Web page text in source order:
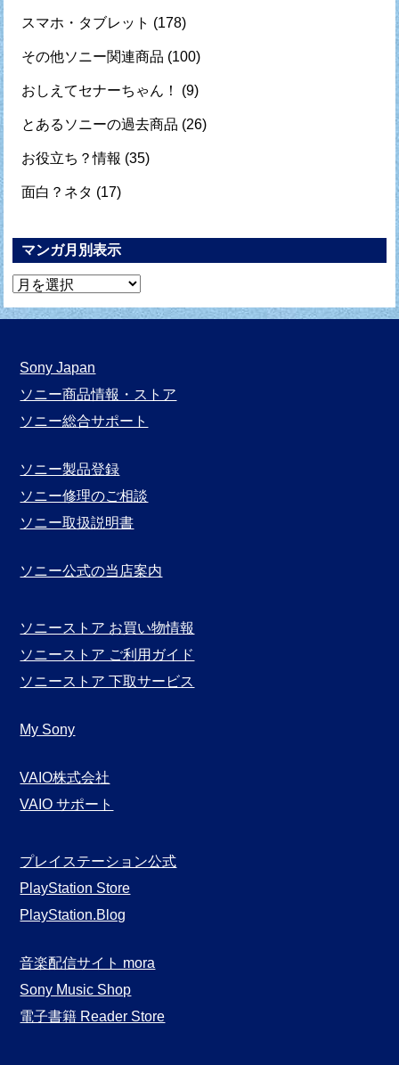
スマホ・タブレット (178)
その他ソニー関連商品 (100)
おしえてセナーちゃん！ (9)
とあるソニーの過去商品 (26)
お役立ち？情報 (35)
面白？ネタ (17)
マンガ月別表示
マ
ン
月
別
表
Sony Japan
ソニー商品情報・ストア
ソニー総合サポート
ソニー製品登録
ソニー修理のご相談
ソニー取扱説明書
ソニー公式の当店案内
ソニーストア お買い物情報
ソニーストア ご利用ガイド
ソニーストア 下取サービス
My Sony
VAIO株式会社
VAIO サポート
プレイステーション公式
PlayStation Store
PlayStation.Blog
音楽配信サイト mora
Sony Music Shop
電子書籍 Reader Store